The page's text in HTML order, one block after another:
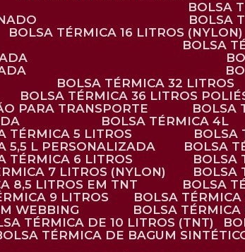
BOLSA
BOLSA
BOLSA TÉRMICA 16 LITROS (NYLON)
BOLSA
BOLSA TÉRMICA 32 LITROS
BOLSA TÉRMICA 36 LITROS
PARA TRANSPORTE
BOLSA TÉRMICA 4L
TÉRMICA 5 LITROS
5,5 L PERSONALIZADA
BOLSA
TÉRMICA 6 LITROS
7 LITROS (NYLON)
8,5 LITROS EM TNT
BOLSA
9 LITROS BOLSA
WEBBING
BOLSA
TÉRMICA DE 10 LITROS (TNT)
BOLSA TÉRMICA DE BAGUM